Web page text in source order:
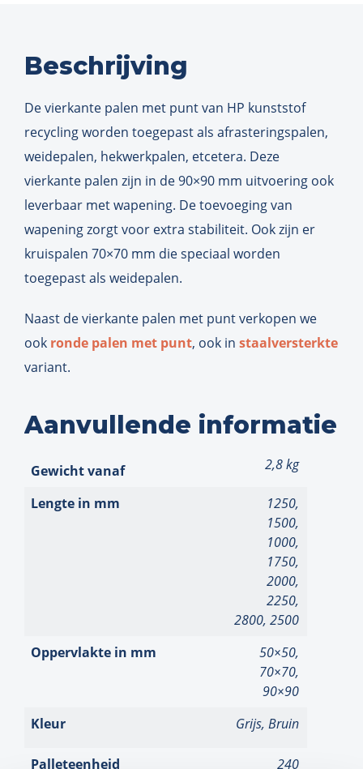
Beschrijving
De vierkante palen met punt van HP kunststof
recycling worden toegepast als afrasteringspalen,
weidepalen, hekwerkpalen, etcetera. Deze
vierkante palen zijn in de 90×90 mm uitvoering ook
leverbaar met wapening. De toevoeging van
wapening zorgt voor extra stabiliteit. Ook zijn er
kruispalen 70×70 mm die speciaal worden
toegepast als weidepalen.
Naast de vierkante palen met punt verkopen we
ook ronde palen met punt, ook in staalversterkte
variant.
Aanvullende informatie
Gewicht 2,8 kg
Lengte
1250,
1500,
1000,
1750,
2000,
2250,
2800, 2500
Oppervlakte
50×50,
70×70,
90×90
Kleur
Grijs, Bruin
Palleteenheid 240